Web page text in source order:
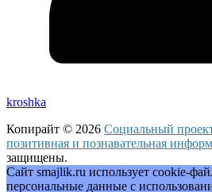
kroshka
Копирайт © 2026 Социальный
позитивная и познавательная
защищены.
Сайт smajlik.ru использует cookie-
персональные данные с